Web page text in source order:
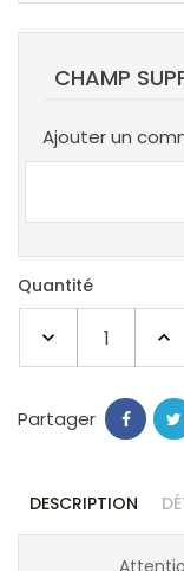
CHAMP
Ajouter un
Quantité
Partager
DESCRIPTION